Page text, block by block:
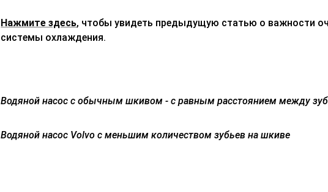
Нажмите здесь, чтобы увидеть предыдущую статью о важности
системы охлаждения.
Водяной насос с обычным шкивом - с равным расстоянием между
Водяной насос Volvo с меньшим количеством зубьев на шкиве